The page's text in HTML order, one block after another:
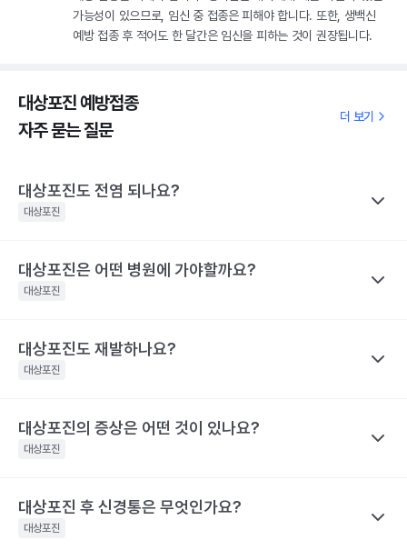
가능성이 있으므로, 임신 중 접종은 피해야 합니다. 또한, 생백신
예방 접종 후 적어도 한 달간은 임신을 피하는 것이 권장됩니다.
대상포진 예방접종
자주 묻는 질문
더 보기
대상포진도 전염 되나요?
대상포진
나만의닥터
대상포진이 특정 바이러스에 의해 유발된다고 하니 혹시 대상포진
수두는 비말을 통해 호흡기로 전염될 수 있고, 수포 진물을 접촉해도
전파될 수 있으므로 주의가 필요해요.
기 어려운 이유는 수포(물집) 때문이에요. 수포 안에는 활성화된 바
이러스가 들어 있기 때문에 만약 수포를 건드려 터트리면 이를 통해
한편, 대상포진 병변이 초기 단계인 발진 상태이거나 수포가 가라앉
아 딱지가 생긴 상태라면 전염 가능성은 거의 없어요.
대상포진은 어떤 병원에 가야할까요?
대상포진
나만의닥터
대상포진은 치료가 되고 난 후에도 통증이 지속되거나 후유증이 동
눈 주위에 난 대상포진 : 안과, 피부과, 통증의학과
등에 난 대상포진 : 피부과 및 통증의학과
해당 콘텐츠는 질환 지식 제공을 위해 만들어 진 것으로, 진료 행위 유도 및 특정 의약품
을 권유하지 않습니다.
대상포진도 재발하나요?
대상포진
나만의닥터
네. 대상포진도 재발할 수 있어요. 실제로 해외에는 대상포진이 세
재발했다고 해요. 대상포진의 재발 확률은 대상포진의 통증 지속시
간과 관련이 깊어요. 30일 이상 대상포진 통증이 지속된 사람은 그
대상포진의 증상은 어떤 것이 있나요?
대상포진
나만의닥터
대상포진 후 신경통은 무엇인가요?
대상포진